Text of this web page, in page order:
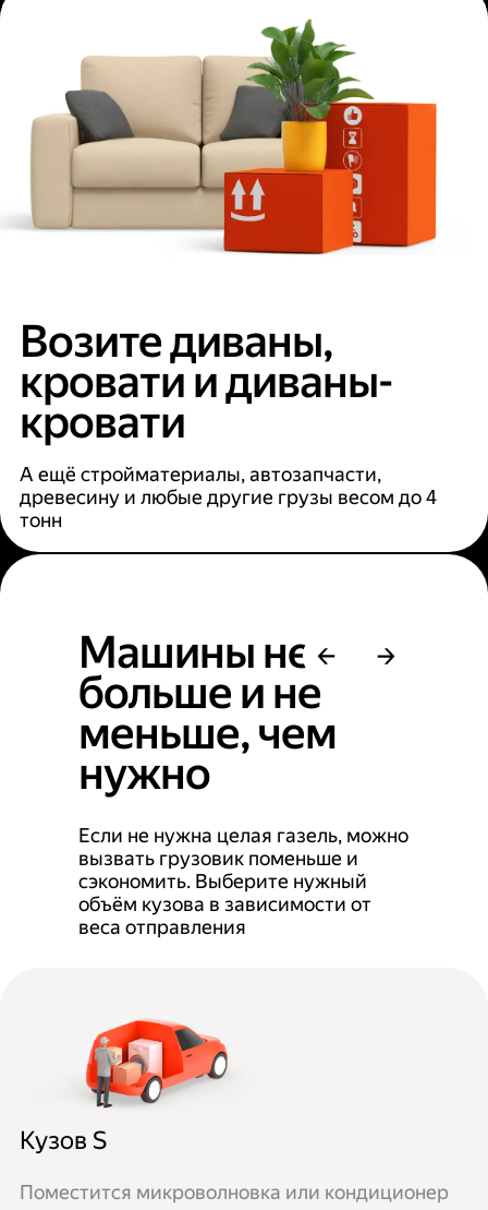
Возите диваны,
кровати и диваны-
кровати
А ещё стройматериалы, автозапчасти,
древесину и любые другие грузы весом до 4
тонн
Машины не
больше и не
меньше, чем
нужно
Если не нужна целая газель, можно
вызвать грузовик поменьше и
сэкономить. Выберите нужный
объём кузова в зависимости от
веса отправления
Кузов S
Поместится микроволновка или кондиционер